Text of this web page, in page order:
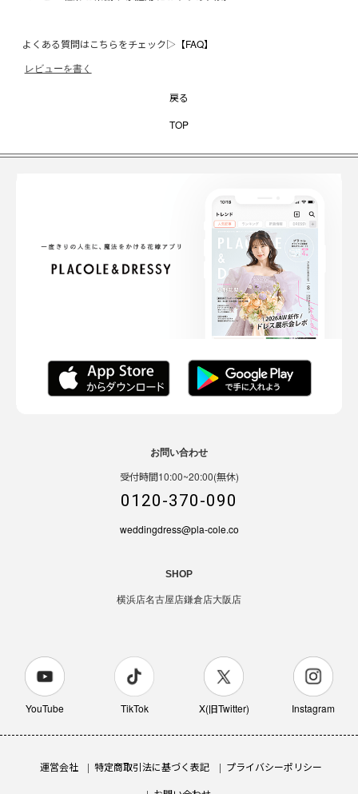
よくある質問はこちらをチェック▷ 【FAQ】
レビューを書く
戻る
TOP
お問い合わせ
受付時間10:00~20:00(無休)
0120-370-090
weddingdress@pla-cole.co
SHOP
横浜店名古屋店鎌倉店大阪店
YouTube TikTok X(旧Twitter) Instagram
運営会社 特定商取引法に基づく表記
プライバシーポリシー